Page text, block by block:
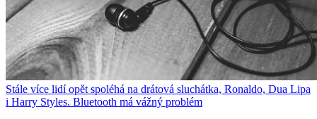
Stále více lidí opět spoléhá na drátová sluchátka, Ronaldo, Dua Lipa
i Harry Styles. Bluetooth má vážný problém